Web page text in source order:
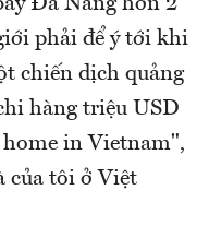
phải để ý tới khi
chiến dịch quảng
hàng triệu USD
in Vietnam",
của tôi ở Việt